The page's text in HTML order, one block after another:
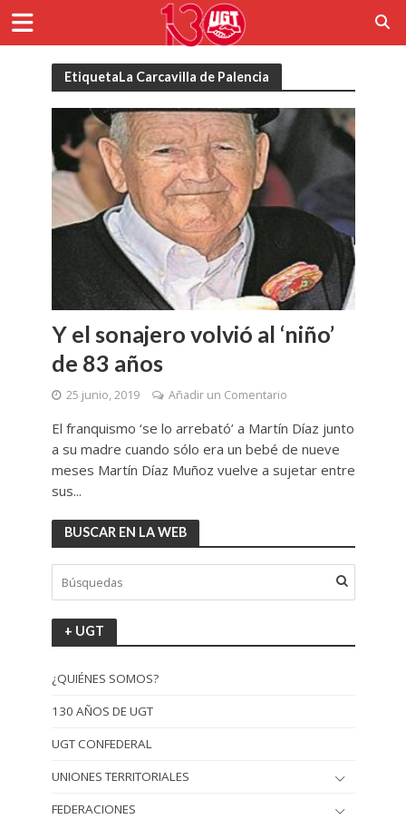
EtiquetaLa Carcavilla de Palencia
Y el sonajero volvió al ‘niño’
de 83 años
25 junio, 2019 Añadir un Comentario
El franquismo ‘se lo arrebató’ a Martín Díaz junto
a su madre cuando sólo era un bebé de nueve
meses Martín Díaz Muñoz vuelve a sujetar entre
sus...
BUSCAR EN LA WEB
+ UGT
¿QUIÉNES SOMOS?
130 AÑOS DE UGT
UGT CONFEDERAL
UNIONES TERRITORIALES
FEDERACIONES